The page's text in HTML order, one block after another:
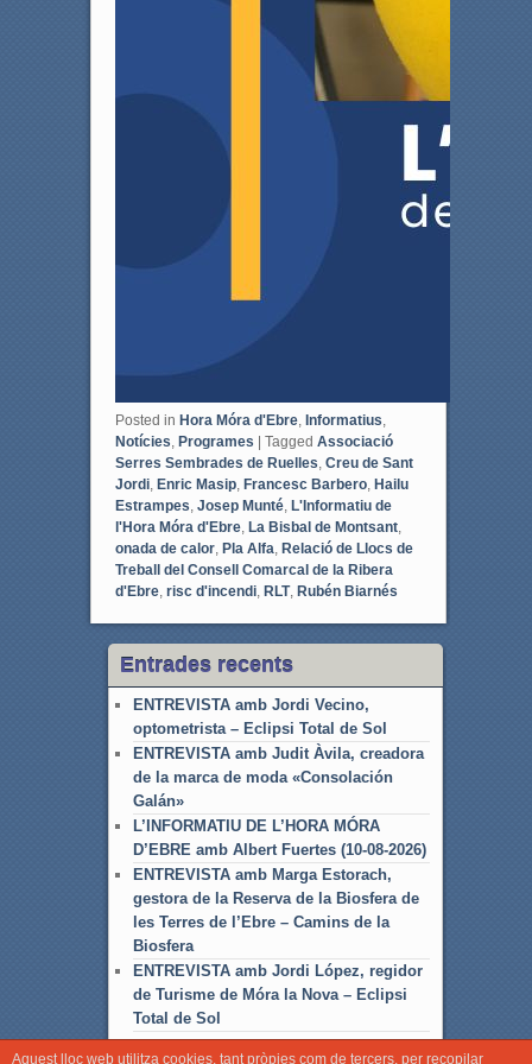
Posted in Hora Móra d'Ebre, Informatius
Notícies Programes | Tagged Associació
Serres Sembrades de Ruelles Creu de Sant
Jordi, Enric Masip, Francesc Barbero, Hailu
Estrampes Josep Munté, L'Informatiu de
l'Hora Móra d'Ebre, La Bisbal de Montsant,
onada de calor, Pla Alfa Relació de Llocs de
Treball del Consell Comarcal de la Ribera
d'Ebre, risc d'incendi, RLT, Rubén Biarnés
Entrades recents
ENTREVISTA amb Jordi Vecino,
optometrista – Eclipsi Total de Sol
ENTREVISTA amb Judit Àvila, creadora
de la marca de moda «Consolación
Galán»
L’INFORMATIU DE L’HORA MÓRA
D’EBRE amb Albert Fuertes (10-08-2026)
ENTREVISTA amb Marga Estorach,
gestora de la Reserva de la Biosfera de
les Terres de l’Ebre – Camins de la
Biosfera
ENTREVISTA amb Jordi López, regidor
de Turisme de Móra la Nova – Eclipsi
Total de Sol
Aquest lloc web utilitza cookies, tant pròpies com de tercers, per recopilar